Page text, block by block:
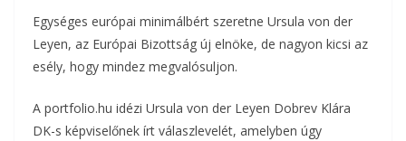
e
b
o
t
t
r
e
r
i
s
z
a
Egységes európai minimálbért szeretne Ursula von der
Leyen, az Európai Bizottság új elnöke, de nagyon kicsi az
esély, hogy mindez megvalósuljon.
A portfolio.hu idézi Ursula von der Leyen Dobrev Klára
DK-s képviselőnek írt válaszlevelét, amelyben úgy